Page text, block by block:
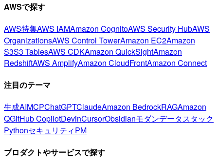
AWSで探す
AWS特集AWS IAMAmazon CognitoAWS Security HubAWS
OrganizationsAWS Control TowerAmazon EC2Amazon
S3S3 TablesAWS CDKAmazon QuickSightAmazon
RedshiftAWS AmplifyAmazon CloudFrontAmazon Connect
注目のテーマ
生成AIMCPChatGPTClaudeAmazon BedrockRAGAmazon
QGitHub CopilotDevinCursorObsidianモダンデータスタック
PythonセキュリティPM
プロダクトやサービスで探す